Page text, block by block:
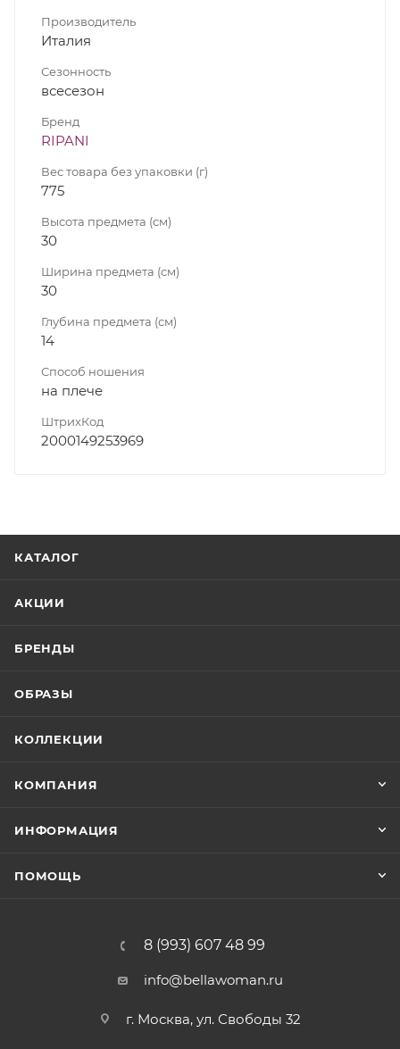
Производитель
Италия
Сезонность
всесезон
Бренд
RIPANI
Вес товара без упаковки (г)
775
Высота предмета (см)
30
Ширина предмета (см)
30
Глубина предмета (см)
14
Способ ношения
на плече
ШтрихКод
2000149253969
КАТАЛОГ
АКЦИИ
БРЕНДЫ
ОБРАЗЫ
КОЛЛЕКЦИИ
КОМПАНИЯ
ИНФОРМАЦИЯ
ПОМОЩЬ
8 (993) 607 48 99
info@bellawoman.ru
г. Москва, ул. Свободы 32